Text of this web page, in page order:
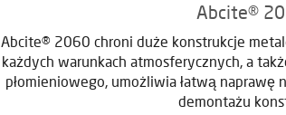
Abcite®
Abcite® 2060 chroni duże konstrukcje
każdych warunkach atmosferycznych, a
płomieniowego, umożliwia łatwą naprawę
demontażu